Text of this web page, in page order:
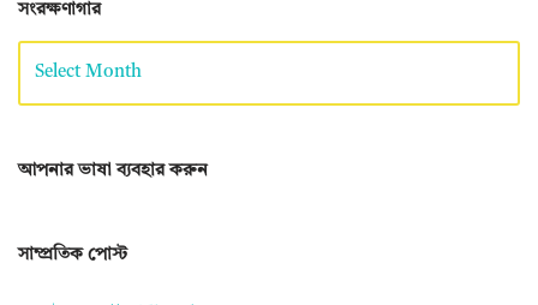
সংরক্ষণাগার
আপনার ভাষা ব্যবহার করুন
সাম্প্রতিক পোস্ট